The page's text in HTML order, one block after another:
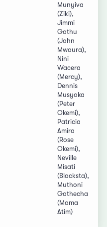
Munyiva
(Ziki),
Jimmi
Gathu
(John
Mwaura),
Nini
Wacera
(Mercy),
Dennis
Musyoka
(Peter
Okemi),
Patricia
Amira
(Rose
Okemi),
Neville
Misati
(Blacksta),
Muthoni
Gathecha
(Mama
Atim)